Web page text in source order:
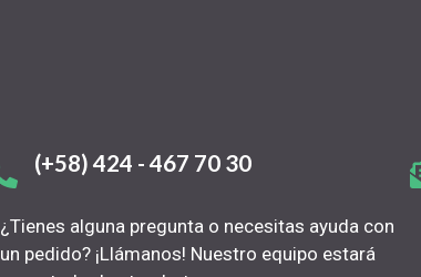
(+58) 424 - 467 70 30
¿Tienes alguna pregunta o necesitas ayuda con
un pedido? ¡Llámanos! Nuestro equipo estará